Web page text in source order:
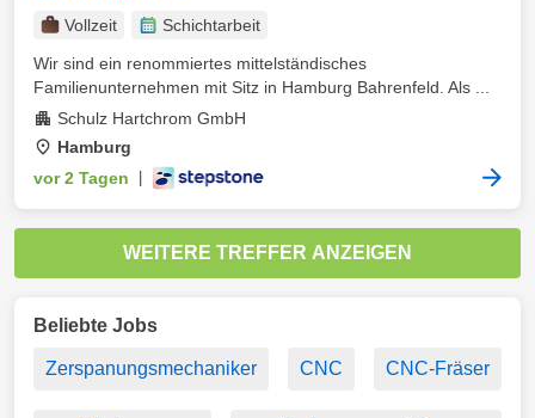
Vollzeit
Schichtarbeit
Wir sind ein renommiertes mittelständisches
Familienunternehmen mit Sitz in Hamburg Bahrenfeld. Als ...
Schulz Hartchrom GmbH
Hamburg
vor 2 Tagen
WEITERE TREFFER ANZEIGEN
Beliebte Jobs
Zerspanungsmechaniker CNC CNC-Fräser